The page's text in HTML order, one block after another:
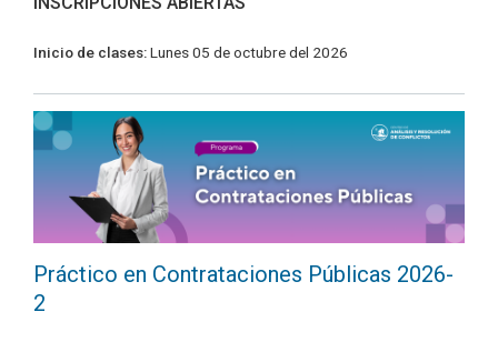
Inicio de clases:Lunes 05 de octubre del 2026
Práctico en Contrataciones Públicas 2026-
2